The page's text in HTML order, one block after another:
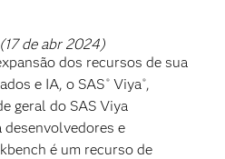
de abr 2024)
dos recursos de sua
e IA, o SAS ®Viya®,
geral do SAS Viya
e
é um recurso de